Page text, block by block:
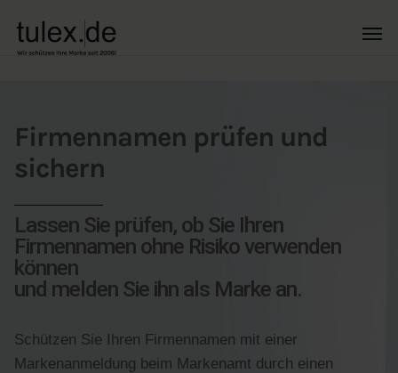
Firmennamen prüfen und
sichern
Lassen Sie prüfen, ob Sie Ihren
Firmennamen ohne Risiko verwenden
können
und melden Sie ihn als Marke an.
Schützen Sie Ihren Firmennamen mit einer
Markenanmeldung beim Markenamt durch einen